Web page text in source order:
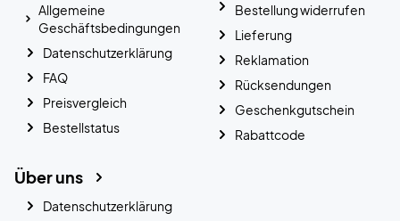
Allgemeine
Geschäftsbedingungen
Datenschutzerklärung
FAQ
Preisvergleich
Bestellstatus
Bestellung widerrufen
Lieferung
Reklamation
Rücksendungen
Geschenkgutschein
Rabattcode
Über uns
Datenschutzerklärung